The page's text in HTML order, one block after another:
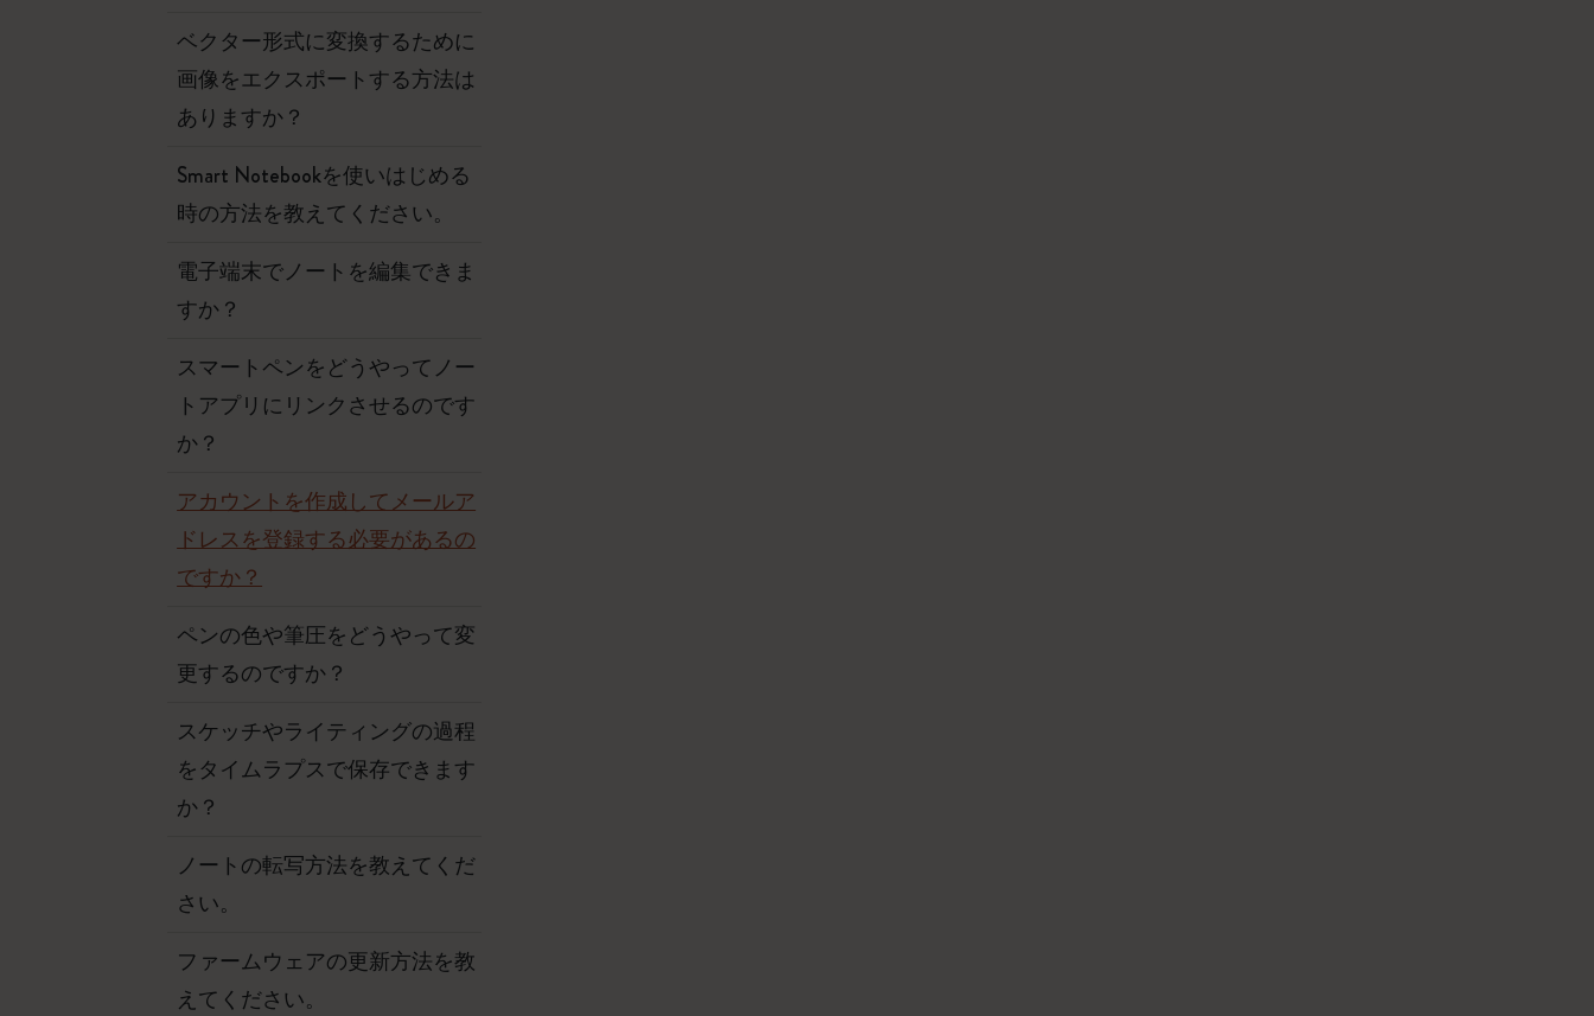
ベクター形式に変換するために
画像をエクスポートする方法は
ありますか？
Smart Notebookを使いはじめる
時の方法を教えてください。
電子端末でノートを編集できま
すか？
スマートペンをどうやってノー
トアプリにリンクさせるのです
か？
アカウントを作成してメールア
ドレスを登録する必要があるの
ですか？
ペンの色や筆圧をどうやって変
更するのですか？
スケッチやライティングの過程
をタイムラプスで保存できます
か？
ノートの転写方法を教えてくだ
さい。
ファームウェアの更新方法を教
えてください。